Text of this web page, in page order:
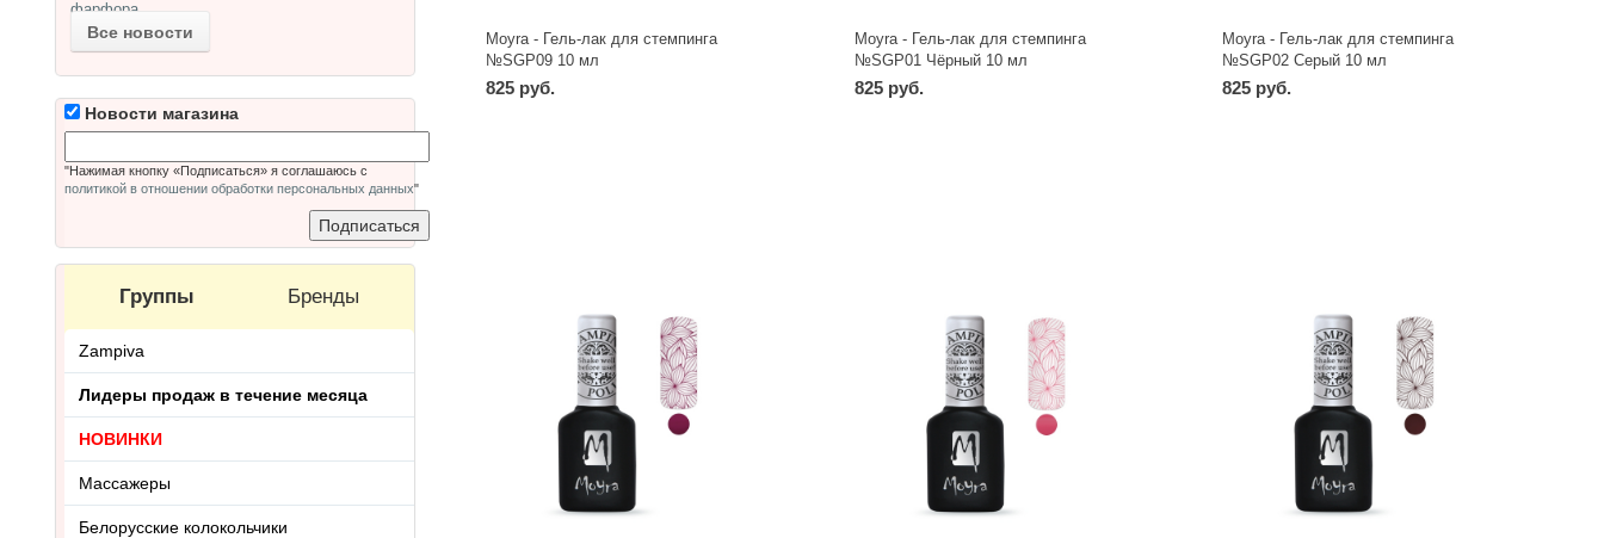
Moyra - Гель-лак для стемпинга
№SGP09 10 мл
825 руб.
Moyra - Гель-лак для стемпинга
№SGP01 Чёрный 10 мл
825 руб.
Moyra - Гель-лак для стемпинга
№SGP02 Серый 10 мл
825 руб.
фарфора.
Все новости
Новости магазина
"Нажимая кнопку «Подписаться» я соглашаюсь с
политикой в отношении обработки персональных данных"
Группы Бренды
Zampiva
Лидеры продаж в течение месяца
НОВИНКИ
Массажеры
Белорусские колокольчики